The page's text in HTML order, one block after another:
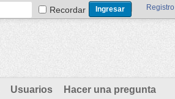
Recordar Registro
Usuarios Hacer una pregunta